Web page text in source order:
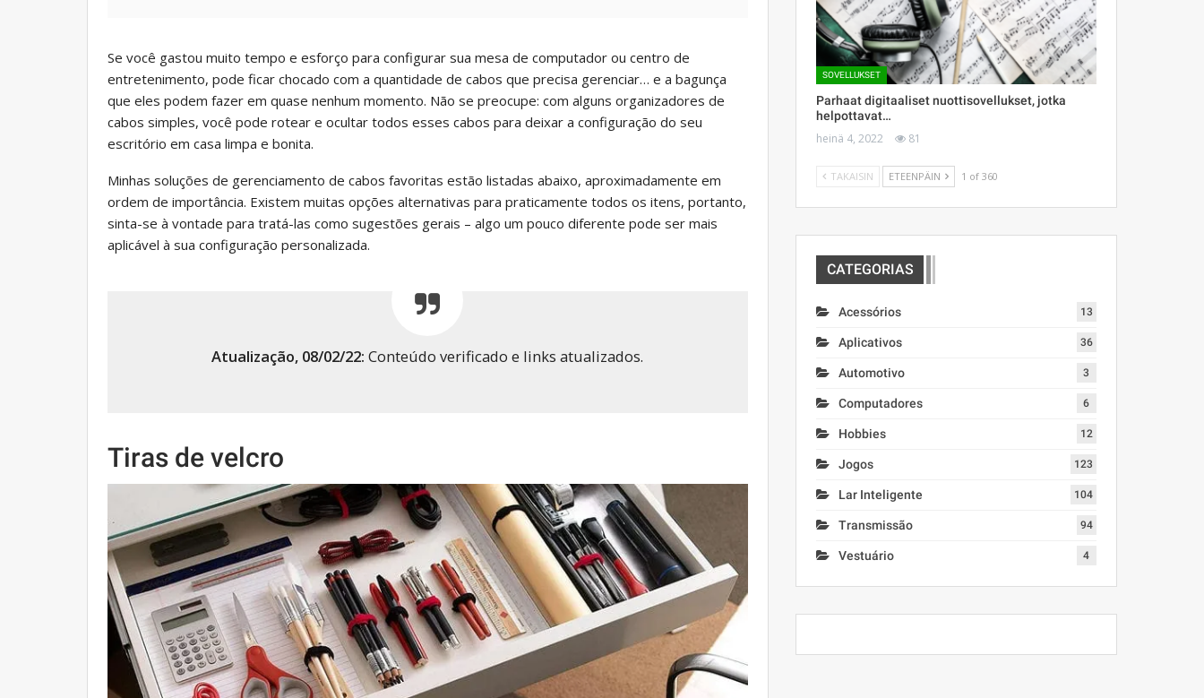
Se você gastou muito tempo e esforço para configurar sua mesa de computador ou centro de
entretenimento, pode ficar chocado com a quantidade de cabos que precisa gerenciar… e a bagunça
que eles podem fazer em quase nenhum momento. Não se preocupe: com alguns organizadores de
cabos simples, você pode rotear e ocultar todos esses cabos para deixar a configuração do seu
escritório em casa limpa e bonita.
Minhas soluções de gerenciamento de cabos favoritas estão listadas abaixo, aproximadamente em
ordem de importância. Existem muitas opções alternativas para praticamente todos os itens, portanto,
sinta-se à vontade para tratá-las como sugestões gerais – algo um pouco diferente pode ser mais
aplicável à sua configuração personalizada.
Atualização, 08/02/22: Conteúdo verificado e links atualizados.
Tiras de velcro
SOVELLUKSET
Parhaat digitaaliset nuottisovellukset, jotka
helpottavat…
heinä 4, 2022 81
TAKAISIN ETEENPÄIN 1 of 360
CATEGORIAS
Acessórios 13
Aplicativos 36
Automotivo 3
Computadores 6
Hobbies 12
Jogos 123
Lar Inteligente 104
Transmissão 94
Vestuário 4